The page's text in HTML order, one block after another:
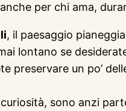
per chi ama,
, il paesaggio
lontano se
preservare un po’
sono anzi